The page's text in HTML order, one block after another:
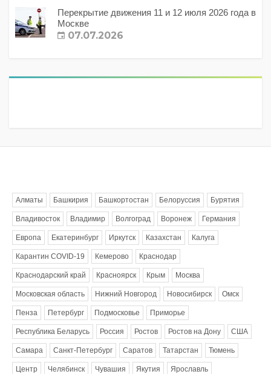
Перекрытие движения 11 и 12 июля 2026 года в
Москве
07.07.2026
Алматы Башкирия Башкортостан Белоруссия Бурятия
Владивосток Владимир Волгоград Воронеж Германия
Европа Екатеринбург Иркутск Казахстан Калуга
Карантин COVID-19 Кемерово Краснодар
Краснодарский край Красноярск Крым Москва
Московская область Нижний Новгород Новосибирск Омск
Пенза Петербург Подмосковье Приморье
Республика Беларусь Россия Ростов Ростов на Дону США
Самара Санкт-Петербург Саратов Татарстан Тюмень
Центр Челябинск Чувашия Якутия Ярославль